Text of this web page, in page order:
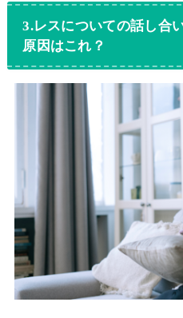
3.レスについての話し合
原因はこれ？